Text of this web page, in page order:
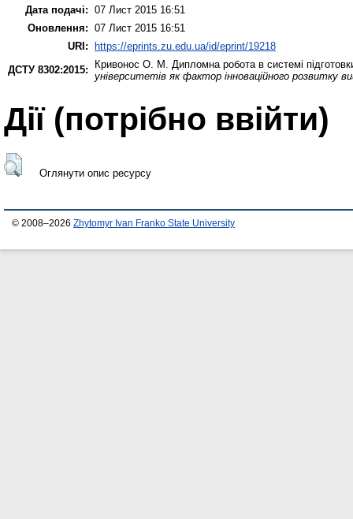
Дата подачі: 07 Лист 2015 16:51
Оновлення: 07 Лист 2015 16:51
URI: https://eprints.zu.edu.ua/id/eprint/19218
ДСТУ 8302:2015:
Кривонос О. М.
Дипломна робота в системі
університетів як фактор інноваційного розвитку
Дії ​​(потрібно ввійти)
Оглянути опис ресурсу
© 2008–2026 Zhytomyr Ivan Franko State University